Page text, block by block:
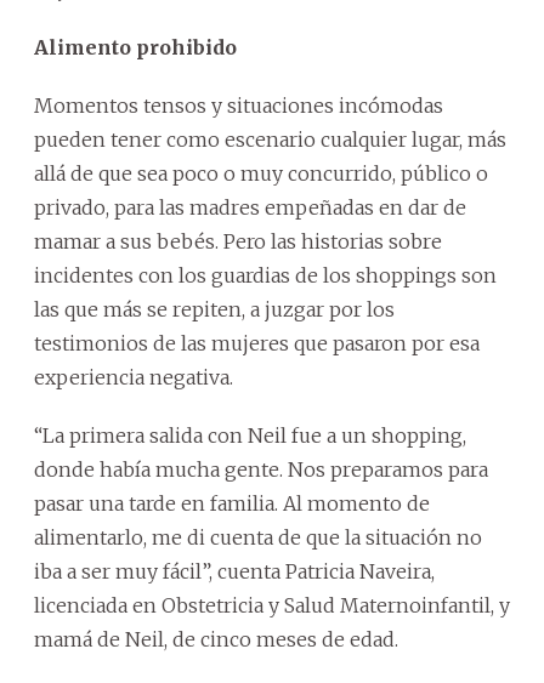
Alimento prohibido
Momentos tensos y situaciones incómodas
pueden tener como escenario cualquier lugar, más
allá de que sea poco o muy concurrido, público o
privado, para las madres empeñadas en dar de
mamar a sus bebés. Pero las historias sobre
incidentes con los guardias de los shoppings son
las que más se repiten, a juzgar por los
testimonios de las mujeres que pasaron por esa
experiencia negativa.
“La primera salida con Neil fue a un shopping,
donde había mucha gente. Nos preparamos para
pasar una tarde en familia. Al momento de
alimentarlo, me di cuenta de que la situación no
iba a ser muy fácil”, cuenta Patricia Naveira,
licenciada en Obstetricia y Salud Maternoinfantil, y
mamá de Neil, de cinco meses de edad.